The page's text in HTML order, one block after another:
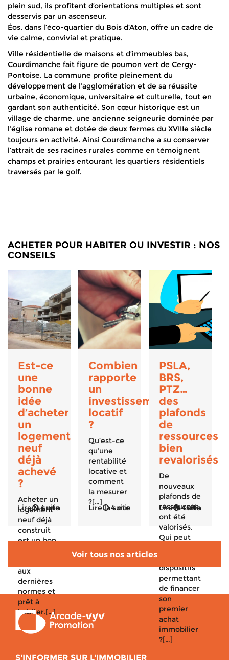
plein sud, ils profitent d’orientations multiples et sont
desservis par un ascenseur.
Éos, dans l’éco-quartier du Bois d’Aton, offre un cadre de
vie calme, convivial et pratique.
Ville résidentielle de maisons et d’immeubles bas,
Courdimanche fait figure de poumon vert de Cergy-
Pontoise. La commune profite pleinement du
développement de l’agglomération et de sa réussite
urbaine, économique, universitaire et culturelle, tout en
gardant son authenticité. Son cœur historique est un
village de charme, une ancienne seigneurie dominée par
l’église romane et dotée de deux fermes du XVIIIe siècle
toujours en activité. Ainsi Courdimanche a su conserver
l’attrait de ses racines rurales comme en témoignent
champs et prairies entourant les quartiers résidentiels
traversés par le golf.
ACHETER POUR HABITER OU INVESTIR : NOS
CONSEILS
Est-ce
une
bonne
idée
d’acheter
un
logement
neuf
déjà
achevé
?
Acheter un
logement
neuf déjà
construit
est un bon
aux
dernières
normes et
prêt à
habiter.[…]
Lire la suite
4 min
Combien
rapporte
un
investissement
locatif
?
Qu’est-ce
qu’une
rentabilité
locative et
comment
la mesurer
?[…]
Lire la suite
4 min
PSLA,
BRS,
PTZ…
des
plafonds
de
ressources
bien
revalorisés
De
nouveaux
plafonds de
ressources
ont été
valorisés.
Qui peut
dispositifs
permettant
de financer
son
premier
achat
immobilier
?[…]
Lire la suite
4 min
Voir tous nos articles
S'INFORMER SUR L'IMMOBILIER